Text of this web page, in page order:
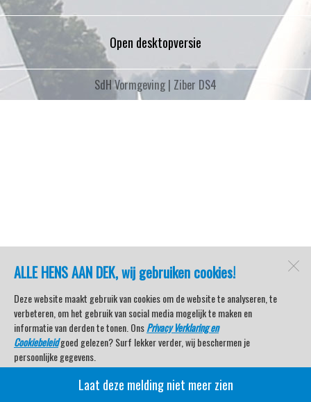
ALLE HENS AAN DEK, wij gebruiken cookies!
Deze website maakt gebruik van cookies om de website te analyseren, te
verbeteren, om het gebruik van social media mogelijk te maken en
informatie van derden te tonen. OnsPrivacy Verklaring en
Cookiebeleidgoed gelezen? Surf lekker verder, wij beschermen je
persoonlijke gegevens.
Veel kijkplezier met Watersport TV Beleving & Nieuws!
Laat deze melding niet meer zien
Open desktopversie
SdH Vormgeving | Ziber DS4